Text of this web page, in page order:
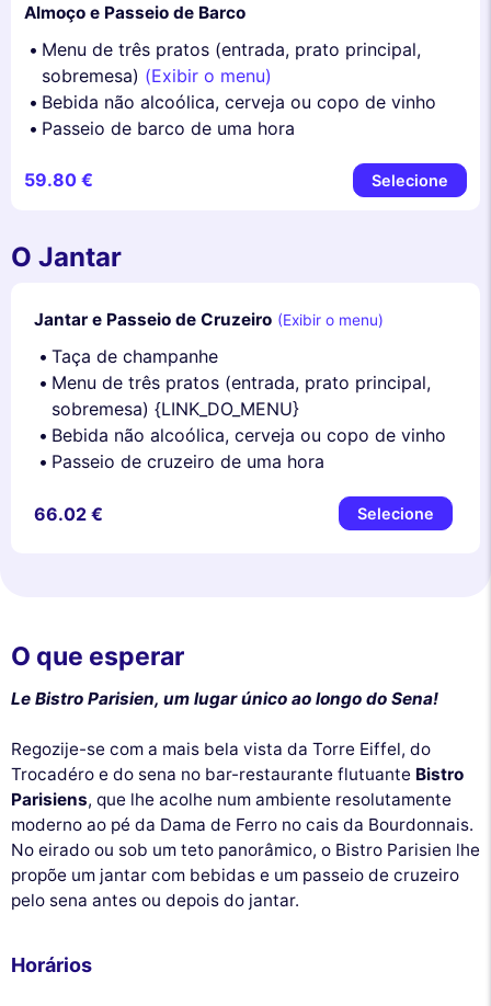
Almoço e Passeio de Barco
Menu de três pratos (entrada, prato principal,
sobremesa) (Exibir o menu)
Bebida não alcoólica, cerveja ou copo de vinho
Passeio de barco de uma hora
59.80 € Selecione
O Jantar
Jantar e Passeio de Cruzeiro (Exibir o menu)
Taça de champanhe
Menu de três pratos (entrada, prato principal,
sobremesa) {LINK_DO_MENU}
Bebida não alcoólica, cerveja ou copo de vinho
Passeio de cruzeiro de uma hora
66.02 € Selecione
O que esperar
Le Bistro Parisien, um lugar único ao longo do Sena!
Regozije-se com a mais bela vista da Torre Eiffel, do
Trocadéro e do sena no bar-restaurante flutuante Bistro
Parisiens, que lhe acolhe num ambiente resolutamente
moderno ao pé da Dama de Ferro no cais da Bourdonnais.
No eirado ou sob um teto panorâmico, o Bistro Parisien lhe
propõe um jantar com bebidas e um passeio de cruzeiro
pelo sena antes ou depois do jantar.
Horários